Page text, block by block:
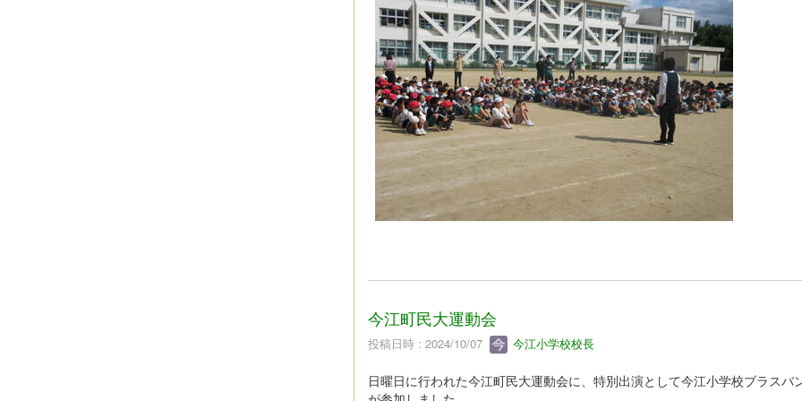
今江町民大運動会
投稿日時 : 2024/10/07 今江小学校校長
日曜日に行われた今江町民大運動会に、特別出演として今江小学校ブラスバ